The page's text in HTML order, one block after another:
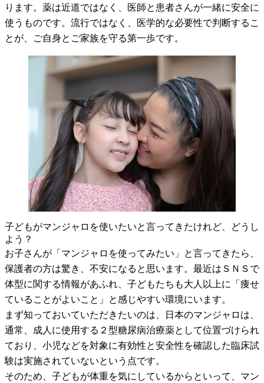
ります。薬は近道ではなく、医師と患者さんが一緒に安全に
使うものです。流行ではなく、医学的な必要性で判断するこ
とが、ご自身とご家族を守る第一歩です。
子どもがマンジャロを使いたいと言ってきたけれど、どうし
よう？
お子さんが「マンジャロを使ってみたい」と言ってきたら、
保護者の方は驚き、不安になると思います。最近はＳＮＳで
体型に関する情報があふれ、子どもたちも大人以上に「痩せ
ていることがよいこと」と感じやすい環境にいます。
まず知っておいていただきたいのは、日本のマンジャロは、
通常、成人に使用する２型糖尿病治療薬として位置づけられ
ており、小児などを対象に有効性と安全性を確認した臨床試
験は実施されていないという点です。
そのため、子どもが体重を気にしているからといって、マン